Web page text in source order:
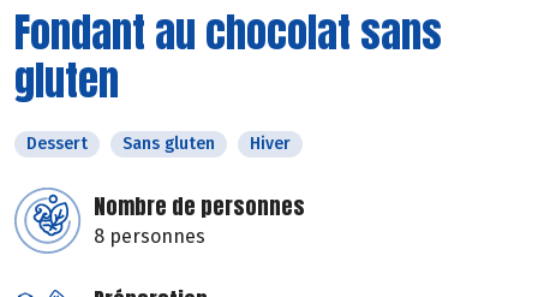
Fondant au chocolat sans
gluten
Dessert Sans gluten Hiver
Nombre de personnes
8 personnes